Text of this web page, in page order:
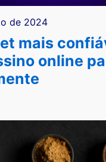
de 2024
mais
online